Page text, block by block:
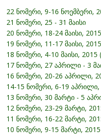
22 ნომერი, 9-16 ნოემბერი,
21 ნომერი, 25 - 31 მაისი
20 ნომერი, 18-24 მაისი,
19 ნომერი, 11-17 მაისი,
18 ნომერი, 4-10 მაისი, 2015
17 ნომერი, 27 აპრილი - 3
16 ნომერი, 20-26 აპრილი,
14-15 ნომერი, 6-19 აპრილი,
13 ნომერი, 30 მარტი - 5
12 ნომერი, 23-29 მარტი,
11 ნომერი, 16-22 მარტი,
10 ნომერი, 9-15 მარტი,